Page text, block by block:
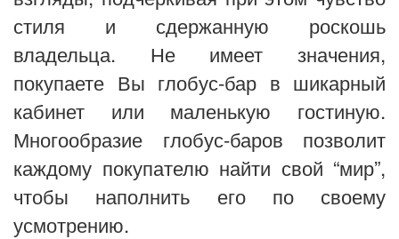
стиля и сдержанную роскошь
владельца. Не имеет значения,
покупаете Вы глобус-бар в шикарный
кабинет или маленькую гостиную.
Многообразие глобус-баров позволит
каждому покупателю найти свой “мир”,
чтобы наполнить его по своему
усмотрению.